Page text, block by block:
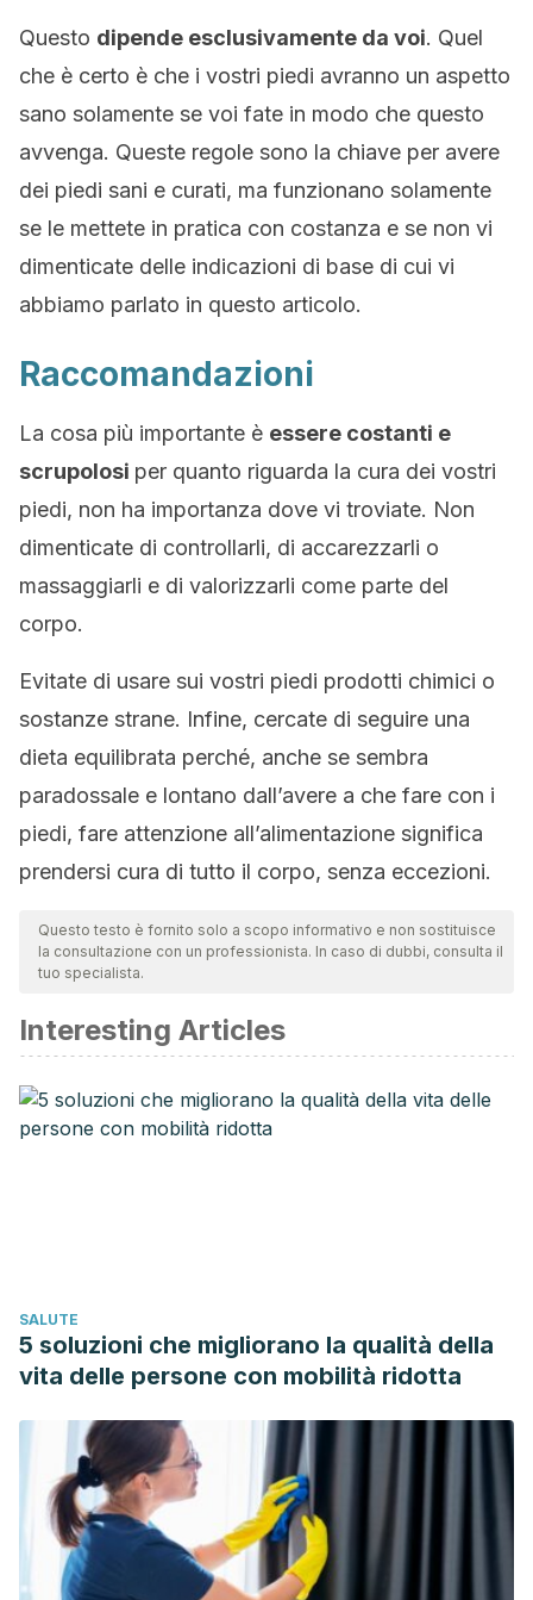
Questo dipende esclusivamente da voi. Quel
che è certo è che i vostri piedi avranno un aspetto
sano solamente se voi fate in modo che questo
avvenga. Queste regole sono la chiave per avere
dei piedi sani e curati, ma funzionano solamente
se le mettete in pratica con costanza e se non vi
dimenticate delle indicazioni di base di cui vi
abbiamo parlato in questo articolo.
Raccomandazioni
La cosa più importante è essere costanti e
scrupolosi per quanto riguarda la cura dei vostri
piedi, non ha importanza dove vi troviate. Non
dimenticate di controllarli, di accarezzarli o
massaggiarli e di valorizzarli come parte del
corpo.
Evitate di usare sui vostri piedi prodotti chimici o
sostanze strane. Infine, cercate di seguire una
dieta equilibrata perché, anche se sembra
paradossale e lontano dall’avere a che fare con i
piedi, fare attenzione all’alimentazione significa
prendersi cura di tutto il corpo, senza eccezioni.
Questo testo è fornito solo a scopo informativo e non sostituisce
la consultazione con un professionista. In caso di dubbi, consulta il
tuo specialista.
Interesting Articles
SALUTE
5 soluzioni che migliorano la qualità della
vita delle persone con mobilità ridotta